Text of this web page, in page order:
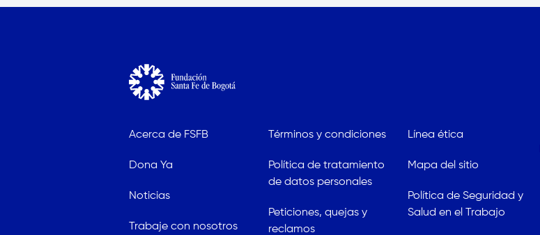
Acerca de FSFB
Dona Ya
Noticias
Trabaje con nosotros
Términos y condiciones
Política de tratamiento
de datos personales
Peticiones, quejas y
reclamos
Línea ética
Mapa del sitio
Política de Seguridad y
Salud en el Trabajo